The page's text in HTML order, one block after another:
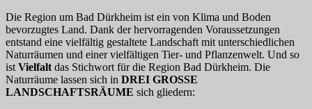
Die Region um Bad Dürkheim ist ein von Klima und Boden
bevorzugtes Land. Dank der hervorragenden Voraussetzungen
entstand eine vielfältig gestaltete Landschaft mit unterschiedlichen
Naturräumen und einer vielfältigen Tier- und Pflanzenwelt. Und so
ist Vielfalt das Stichwort für die Region Bad Dürkheim. Die
Naturräume lassen sich in DREI GROSSE
LANDSCHAFTSRÄUME sich gliedern: